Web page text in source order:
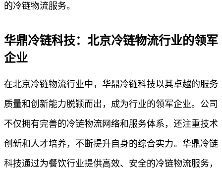
的冷链物流服务。
华鼎冷链科技：北京冷链物流行业的领军
企业
在北京冷链物流行业中，华鼎冷链科技以其卓越的服务
质量和创新能力脱颖而出，成为行业的领军企业。公司
不仅拥有完善的冷链物流网络和服务体系，还注重技术
创新和人才培养，不断提升自身的综合实力。华鼎冷链
科技通过为餐饮行业提供高效、安全的冷链物流服务，